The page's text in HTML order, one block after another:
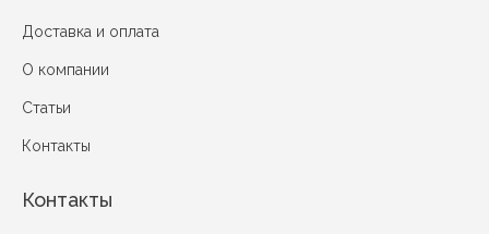
Доставка и оплата
О компании
Статьи
Контакты
Контакты